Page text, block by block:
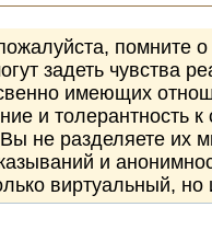
помните
задеть чувства
имеющих
и толерантность
не разделяете их
и
виртуальный,